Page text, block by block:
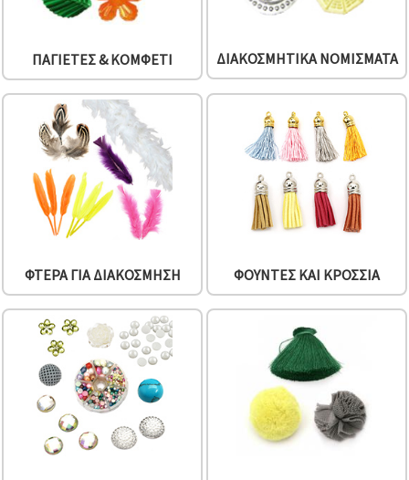
ΠΑΓΙΈΤΕΣ & ΚΟΜΦΕΤΊ ΔΙΑΚΟΣΜΗΤΙΚΆ ΝΟΜΊΣΜΑΤΑ
ΦΤΕΡΆ ΓΙΑ ΔΙΑΚΌΣΜΗΣΗ ΦΟΎΝΤΕΣ ΚΑΙ ΚΡΌΣΣΙΑ